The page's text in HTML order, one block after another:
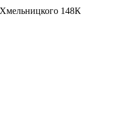
148К